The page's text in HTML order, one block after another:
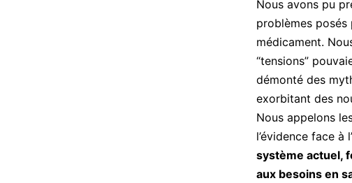
Nous avons pu
problèmes posés
médicament.
“tensions”
démonté des
exorbitant des
Nous appelons
l’évidence face à
système actuel,
aux besoins en